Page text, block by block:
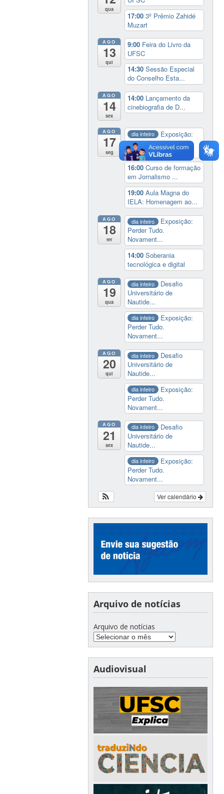
qua
17:003º Prêmio Zahidé
Muzart
AGO
13
qui
9:00 Feira do Livro da
UFSC
14:30Sessão Especial
do Conselho Esta...
AGO
14
sex
14:00 Lançamento da
cinebiografia de D...
AGO
17
seg
dia inteiro
Exposição:
Perder Tudo.
Novament...
16:00Curso de formação
em Jornalismo ...
19:00Aula Magna do
IELA: Homenagem ao...
AGO
18
ter
dia inteiro
Exposição:
Perder Tudo.
Novament...
14:00Soberania
tecnológica e digital
AGO
19
qua
dia inteiro
Desafio
Universitário de
Nautide...
dia inteiro
Exposição:
Perder Tudo.
Novament...
AGO
20
qui
dia inteiro
Desafio
Universitário de
Nautide...
dia inteiro
Exposição:
Perder Tudo.
Novament...
AGO
21
sex
dia inteiro
Desafio
Universitário de
Nautide...
dia inteiro
Exposição:
Perder Tudo.
Novament...
Ver calendário
Arquivo de notícias
Arquivo de notícias
Audiovisual